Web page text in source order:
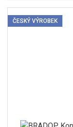
ČESKÝ VÝROBEK